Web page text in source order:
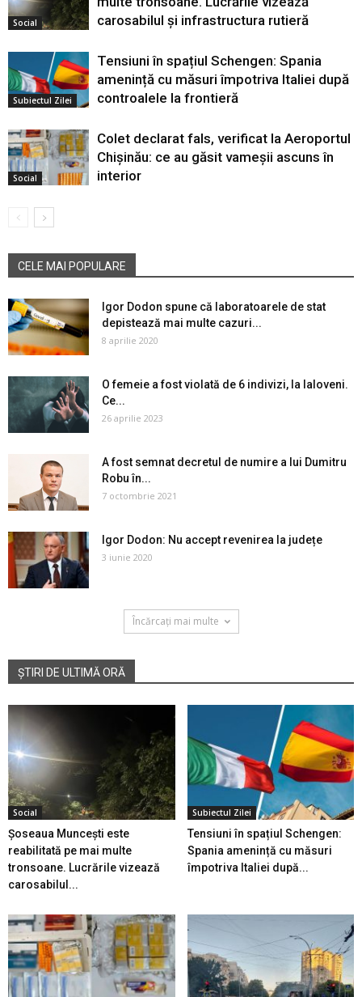
Social
carosabilul și infrastructura rutieră
Subiectul Zilei
Tensiuni în spațiul Schengen: Spania
amenință cu măsuri împotriva Italiei după
controalele la frontieră
Social
Colet declarat fals, verificat la Aeroportul
Chișinău: ce au găsit vameșii ascuns în
interior
CELE MAI POPULARE
Igor Dodon spune că laboratoarele de stat
depistează mai multe cazuri...
8 aprilie 2020
O femeie a fost violată de 6 indivizi, la Ialoveni.
Ce...
26 aprilie 2023
A fost semnat decretul de numire a lui Dumitru
Robu în...
7 octombrie 2021
Igor Dodon: Nu accept revenirea la județe
3 iunie 2020
Încărcați mai multe
ȘTIRI DE ULTIMĂ ORĂ
Social
Șoseaua Muncești este
reabilitată pe mai multe
tronsoane. Lucrările vizează
carosabilul...
Subiectul Zilei
Tensiuni în spațiul Schengen:
Spania amenință cu măsuri
împotriva Italiei după...